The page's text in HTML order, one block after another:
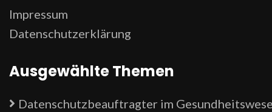
Impressum
Datenschutzerklärung
Ausgewählte Themen
Datenschutzbeauftragter im